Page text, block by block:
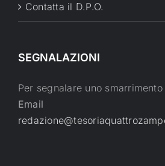
Contatta il D.P.O.
SEGNALAZIONI
Per segnalare uno
Email